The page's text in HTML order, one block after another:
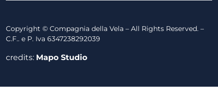
Copyright © Compagnia della Vela – All Rights Reserved. –
C.F.. e P. Iva 6347238292039
credits: Mapo Studio